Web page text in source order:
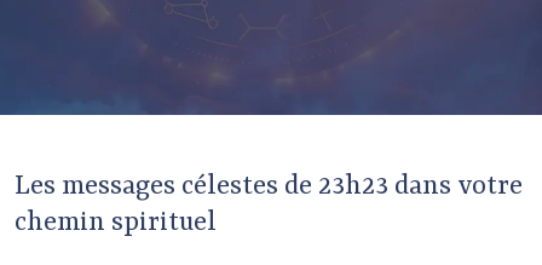
Les messages célestes de 23h23 dans votre
chemin spirituel